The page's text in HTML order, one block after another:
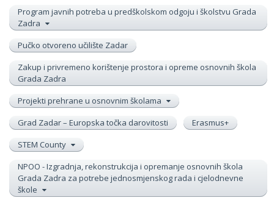
Program javnih potreba u predškolskom odgoju i školstvu Grada
Zadra
Pučko otvoreno učilište Zadar
Zakup i privremeno korištenje prostora i opreme osnovnih škola
Grada Zadra
Projekti prehrane u osnovnim školama
Grad Zadar – Europska točka darovitosti
Erasmus+
STEM County
NPOO - Izgradnja, rekonstrukcija i opremanje osnovnih škola
Grada Zadra za potrebe jednosmjenskog rada i cjelodnevne
škole